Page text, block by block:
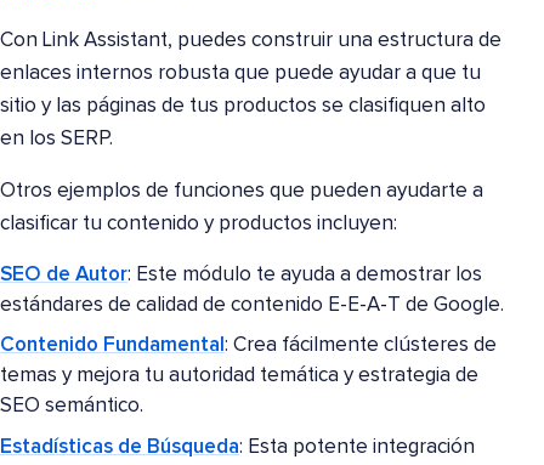
Con Link Assistant, puedes construir una estructura de
enlaces internos robusta que puede ayudar a que tu
sitio y las páginas de tus productos se clasifiquen alto
en los SERP.
Otros ejemplos de funciones que pueden ayudarte a
clasificar tu contenido y productos incluyen:
SEO de Autor: Este módulo te ayuda a demostrar los
estándares de calidad de contenido E-E-A-T de Google.
Contenido Fundamental : Crea fácilmente clústeres de
temas y mejora tu autoridad temática y estrategia de
SEO semántico.
Estadísticas de Búsqueda: Esta potente integración